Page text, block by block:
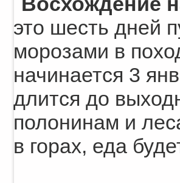
это шесть дней
морозами в
начинается 3
длится до
полонинам и
в горах, еда